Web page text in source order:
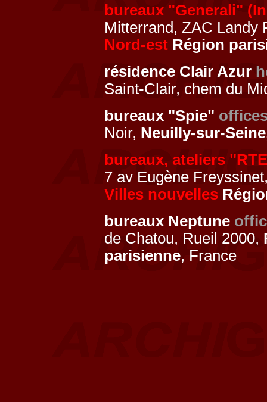
bureaux "Generali"
Mitterrand, ZAC Landy
Nord-est Région
résidence Clair Azur
Saint-Clair, chem du
bureaux "Spie"
Noir, Neuilly-sur-
bureaux, ateliers
7 av Eugène
Villes nouvelles
bureaux Neptune
de Chatou, Rueil 2000,
parisienne, France